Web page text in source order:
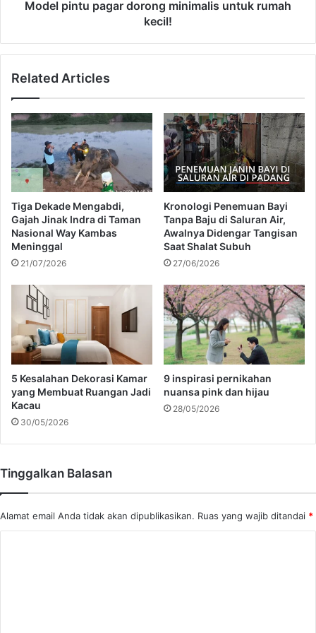
n
k
a
i
i
h
i
a
s
i
o
h
d
a
S
e
m
a
B
l
u
a
r
r
o
n
g
m
n
i
m
a
i
n
t
u
k
r
u
m
e
c
l
Model pintu pagar dorong minimalis untuk rumah
kecil!
Related Articles
Tiga Dekade Mengabdi,
Gajah Jinak Indra di Taman
Nasional Way Kambas
Meninggal
21/07/2026
Kronologi Penemuan Bayi
Tanpa Baju di Saluran Air,
Awalnya Didengar Tangisan
Saat Shalat Subuh
27/06/2026
5 Kesalahan Dekorasi Kamar
yang Membuat Ruangan Jadi
Kacau
30/05/2026
9 inspirasi pernikahan
nuansa pink dan hijau
28/05/2026
Tinggalkan Balasan
Alamat email Anda tidak akan dipublikasikan. Ruas yang wajib ditandai *